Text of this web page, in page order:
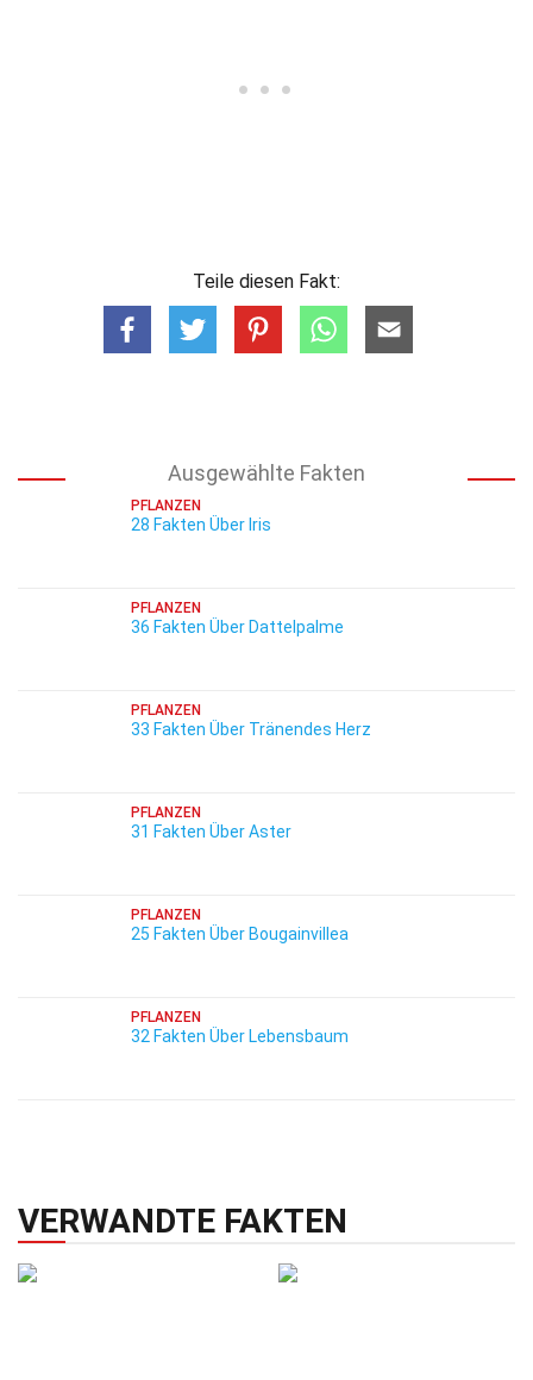
Teile diesen Fakt:
Ausgewählte Fakten
PFLANZEN
28 Fakten Über Iris
PFLANZEN
36 Fakten Über Dattelpalme
PFLANZEN
33 Fakten Über Tränendes Herz
PFLANZEN
31 Fakten Über Aster
PFLANZEN
25 Fakten Über Bougainvillea
PFLANZEN
32 Fakten Über Lebensbaum
VERWANDTE FAKTEN